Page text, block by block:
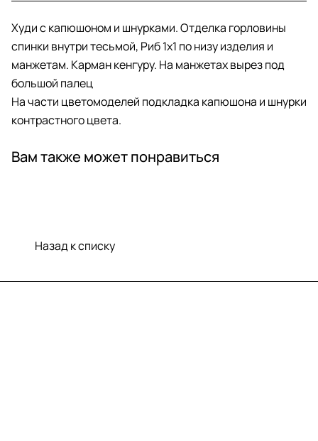
Худи с капюшоном и шнурками. Отделка горловины
спинки внутри тесьмой, Риб 1х1 по низу изделия и
манжетам. Карман кенгуру. На манжетах вырез под
большой палец
На части цветомоделей подкладка капюшона и шнурки
контрастного цвета.
Вам также может понравиться
Назад к списку